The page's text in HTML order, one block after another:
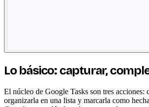
Lo básico: capturar,
El núcleo de Google Tasks son tres acciones:
organizarla en una lista y marcarla como